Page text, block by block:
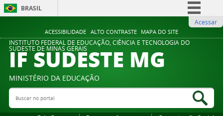
ACESSIBILIDADE ALTO CONTRASTE MAPA DO SITE
BRASIL
Comunica BR
Participe
Legislação
Acessar
INSTITUTO FEDERAL DE EDUCAÇÃO, CIÊNCIA E TECNOLOGIA DO
SUDESTE DE MINAS GERAIS
IF SUDESTE MG
MINISTÉRIO DA EDUCAÇÃO
Buscar no portal